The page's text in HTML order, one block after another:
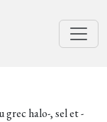
grec halo-, sel et -